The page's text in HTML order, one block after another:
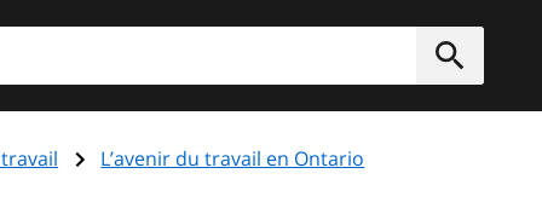
L’avenir du travail en Ontario